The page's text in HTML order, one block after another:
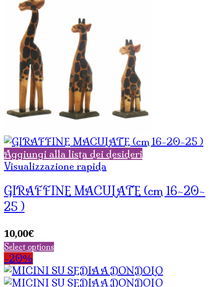
Aggiungi alla lista dei desideri
Visualizzazione rapida
GIRAFFINE MACULATE (cm 16-20-
25 )
10,00€
Select options
-20%